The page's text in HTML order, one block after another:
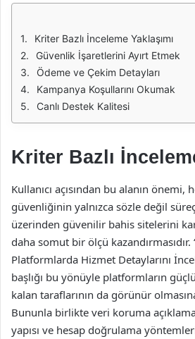
Kriter Bazlı İnceleme Yaklaşımı
Güvenlik İşaretlerini Ayırt Etmek
Ödeme ve Çekim Detayları
Kampanya Koşullarını Okumak
Canlı Destek Kalitesi
Kriter Bazlı
Kullanıcı açısından bu alanın önemi,
güvenliğinin yalnızca sözle değil
üzerinden güvenilir bahis sitelerini
daha somut bir ölçü kazandırmasıdır.
Platformlarda Hizmet Detaylarını
başlığı bu yönüyle platformların güçlü
kalan taraflarının da görünür
Bununla birlikte veri koruma
yapısı ve hesap doğrulama